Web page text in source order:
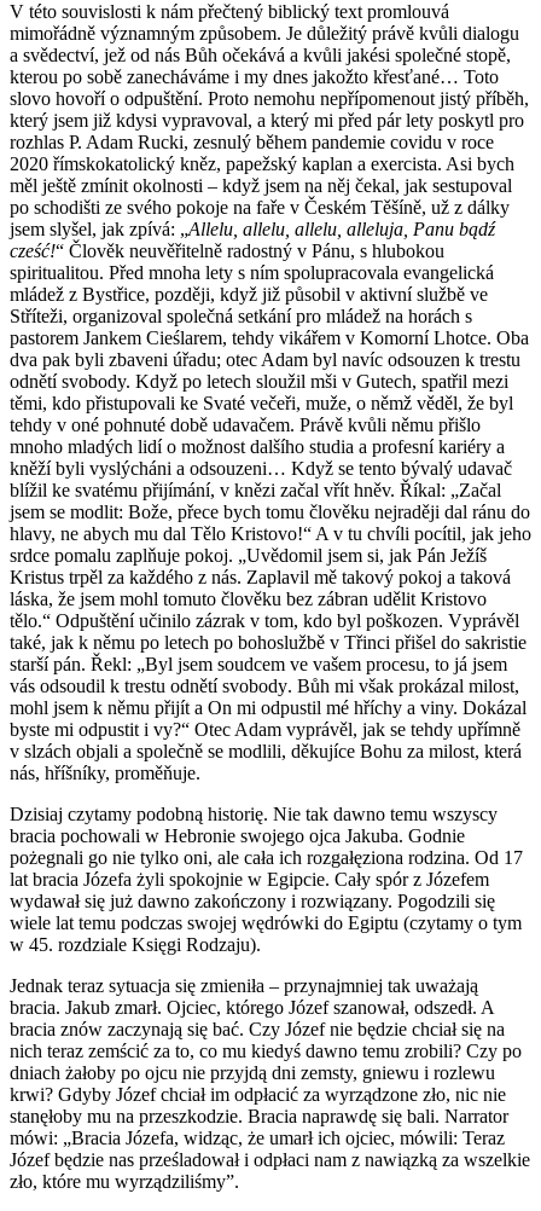
V této souvislosti k nám přečtený biblický text promlouvá
mimořádně významným způsobem. Je důležitý právě kvůli dialogu
a svědectví, jež od nás Bůh očekává a kvůli jakési společné stopě,
kterou po sobě zanecháváme i my dnes jakožto křesťané… Toto
slovo hovořío odpuštění. Proto nemohu nepřípomenout jistý příběh,
který jsem již kdysi vypravoval, a který mi před párlety poskytl pro
rozhlas P. Adam Rucki, zesnulý během pandemie covidu v roce
2020 římskokatolický kněz, papežský kaplan a exercista. Asi bych
měl ještě zmínit okolnosti – když jsem na něj čekal, jak sestupoval
po schodišti ze svého pokoje na faře v Českém Těšíně, už z dálky
jsem slyšel, jak zpívá: „Allelu, allelu, allelu, alleluja, Panu bądź
cześć!“ Člověk neuvěřitelně radostný v Pánu, s hlubokou
spiritualitou. Před mnoha lety s ním spolupracovala evangelická
mládež z Bystřice, později, když již působil v aktivní službě ve
Stříteži, organizoval společná setkání pro mládež na horách s
pastorem Jankem Cieślarem, tehdy vikářem v Komorní Lhotce. Oba
dva pak byli zbaveni úřadu; otecAdam byl navíc odsouzen k trestu
odnětí svobody. Když po letech sloužil mši v Gutech, spatřil mezi
těmi, kdo přistupovali ke Svaté večeři, muže, o němž věděl, že byl
tehdy v oné pohnuté době udavačem. Právě kvůli němu přišlo
mnoho mladých lidí o možnost dalšího studia a profesní kariéry a
kněží byli vyslýcháni a odsouzeni… Když se tento bývalý udavač
blížil ke svatému přijímání, v knězi začal vřít hněv. Říkal: „Začal
jsem se modlit: Bože, přece bych tomu člověku nejraději dal ránu do
hlavy, ne abych mu dal Tělo Kristovo!“ A v tu chvíli pocítil, jak jeho
srdce pomalu zaplňuje pokoj. „Uvědomil jsem si, jak Pán Ježíš
Kristus trpěl za každého z nás. Zaplavil mě takový pokoj a taková
láska, že jsem mohl tomuto člověku bez zábran udělitKristovo
tělo.“ Odpuštění učinilo zázrak v tom, kdo byl poškozen. Vyprávěl
také, jak k němu po letech po bohoslužbě v Třinci přišel do sakristie
starší pán. Řekl: „Byl jsem soudcem ve vašem procesu, to já jsem
vás odsoudil k trestu odnětí svobody. Bůh mi však prokázal milost,
mohl jsem k němu přijít a On mi odpustil mé hříchy a viny. Dokázal
byste mi odpustit i vy?“ OtecAdam vyprávěl, jak se tehdy upřímně
v slzách objali a společně se modlili, děkujíce Bohu za milost, která
nás, hříšníky, proměňuje.
Dzisiaj czytamy podobną historię. Nie tak dawno temu wszyscy
bracia pochowali w Hebronie swojego ojca Jakuba. Godnie
pożegnali go nie tylko oni, ale cała ich rozgałęziona rodzina. Od 17
lat bracia Józefa żyli spokojnie w Egipcie. Cały spór z Józefem
wydawał się już dawno zakończony i rozwiązany. Pogodzili się
wiele lat temu podczas swojej wędrówki do Egiptu (czytamy o tym
w 45. rozdziale Księgi Rodzaju).
Jednak teraz sytuacja się zmieniła – przynajmniej tak uważają
bracia. Jakub zmarł. Ojciec, którego Józef szanował, odszedł. A
bracia znów zaczynają się bać. Czy Józef nie będzie chciał się na
nich teraz zemścić za to, co mu kiedyś dawno temu zrobili? Czy po
dniach żałoby po ojcu nie przyjdą dni zemsty, gniewu i rozlewu
krwi? Gdyby Józef chciał im odpłacić za wyrządzone zło, nic nie
stanęłoby mu na przeszkodzie. Bracia naprawdę się bali. Narrator
mówi: „Bracia Józefa, widząc, że umarł ich ojciec, mówili: Teraz
Józef będzie nas prześladował i odpłaci nam z nawiązką za wszelkie
zło, które mu wyrządziliśmy”.